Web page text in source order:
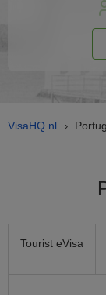
VisaHQ.nl ›
Tourist eVisa